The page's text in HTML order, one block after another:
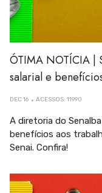
ÓTIMA NOTÍCIA |
salarial e
DEC 16 ACESSOS: 11990
A diretoria do
benefícios aos
Senai. Confira!